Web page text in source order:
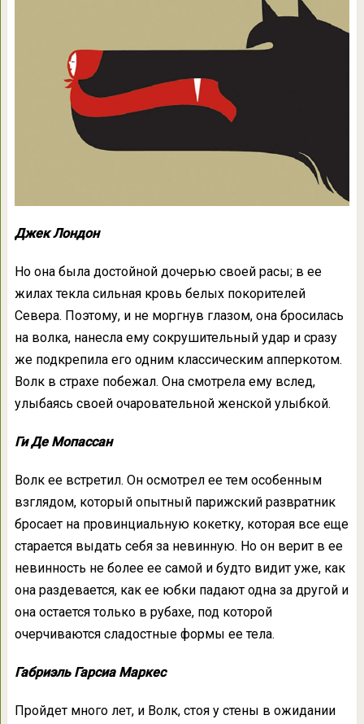
Джек Лондон
Но она была достойной дочерью своей расы; в ее
жилах текла сильная кровь белых покорителей
Севера. Поэтому, и не моргнув глазом, она бросилась
на волка, нанесла ему сокрушительный удар и сразу
же подкрепила его одним классическим апперкотом.
Волк в страхе побежал. Она смотрела ему вслед,
улыбаясь своей очаровательной женской улыбкой.
Ги Де Мопассан
Волк ее встретил. Он осмотрел ее тем особенным
взглядом, который опытный парижский развратник
бросает на провинциальную кокетку, которая все еще
старается выдать себя за невинную. Но он верит в ее
невинность не более ее самой и будто видит уже, как
она раздевается, как ее юбки падают одна за другой и
она остается только в рубахе, под которой
очерчиваются сладостные формы ее тела.
Габриэль Гарсиа Маркес
Пройдет много лет, и Волк, стоя у стены в ожидании